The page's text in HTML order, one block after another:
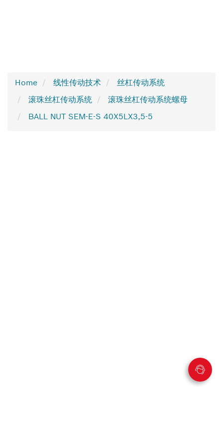
Home 线性传动技术
丝杠传动系统
滚珠丝杠传动系统
滚珠丝杠传动系统螺母
BALL NUT SEM-E-S 40X5LX3,5-5